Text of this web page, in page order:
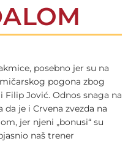
posebno jer su na
pogona zbog
Jović. Odnos snaga na
je i Crvena zvezda na
jer njeni „bonusi“ su
naš trener